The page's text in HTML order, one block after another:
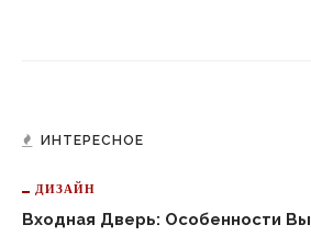
ИНТЕРЕСНОЕ
ДИЗАЙН
Входная Дверь: Особенности